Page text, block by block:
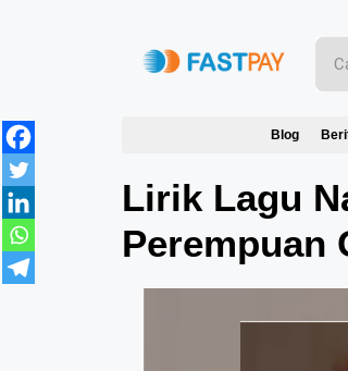
Blog
Lirik Lagu
Perempuan